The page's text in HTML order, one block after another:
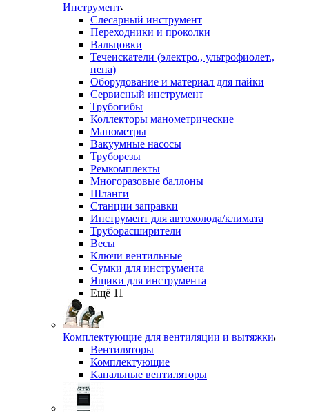
Инструмент
Слесарный инструмент
Переходники и проколки
Вальцовки
Течеискатели (электро., ультрофиолет.,
пена)
Оборудование и материал для пайки
Сервисный инструмент
Трубогибы
Коллекторы манометрические
Манометры
Вакуумные насосы
Труборезы
Ремкомплекты
Многоразовые баллоны
Шланги
Станции заправки
Инструмент для автохолода/климата
Труборасширители
Весы
Ключи вентильные
Сумки для инструмента
Ящики для инструмента
Ещё 11
Комплектующие для вентиляции и вытяжки
Вентиляторы
Комплектующие
Канальные вентиляторы